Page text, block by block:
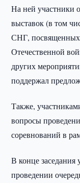
На ней участники
выставок (в том
СНГ,
Отечественной
других
поддержал
Также,
вопросы
соревнований в
В конце
проведении